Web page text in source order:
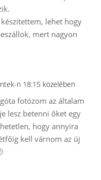
lehet hogy
mert nagyon
n 18:15 közelében
fotózom az általam
lesz betenni őket egy
hogy annyira
kell várnom az új